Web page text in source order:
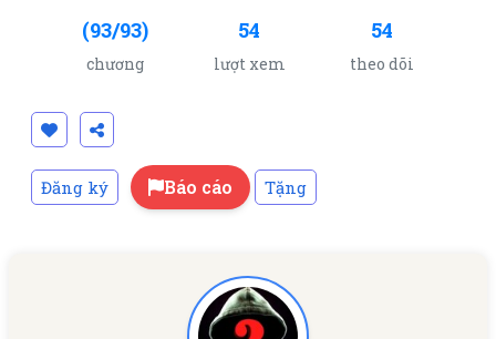
(93/93)
chương
54
lượt xem
54
theo dõi
Đăng ký Báo cáo Tặng